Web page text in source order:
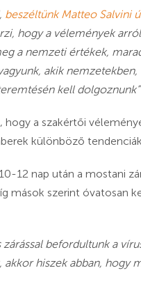
beszéltünk Matteo Salvini
hogy a vélemények
a nemzeti értékek,
akik
kell dolgoznunk”
a szakértői
különböző
12 nap után a mostani
mások szerint óvatosan
zárással befordultunk a
akkor hiszek abban, hogy